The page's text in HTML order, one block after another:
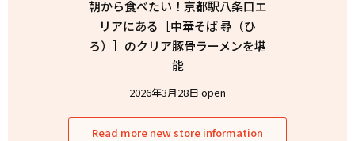
朝から食べたい！京都駅八条口エ
リアにある［中華そば 尋（ひ
ろ）］のクリア豚骨ラーメンを堪
能
2026年3月28日 open
Read more new store information